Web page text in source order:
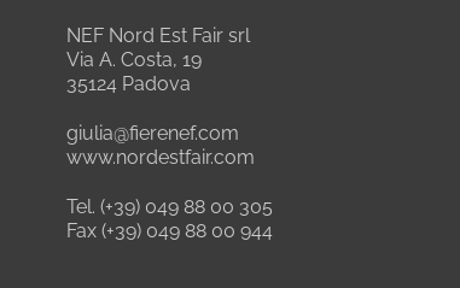
NEF Nord Est Fair srl
Via A. Costa, 19
35124 Padova
giulia@fierenef.com
www.nordestfair.com
Tel. (+39) 049 88 00 305
Fax (+39) 049 88 00 944